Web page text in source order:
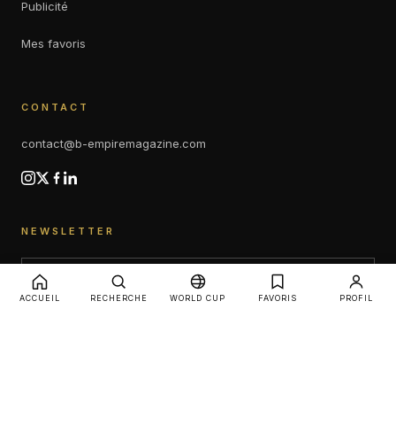
Publicité
Mes favoris
CONTACT
contact@b-empiremagazine.com
NEWSLETTER
ACCUEIL RECHERCHE WORLD CUP FAVORIS PROFIL